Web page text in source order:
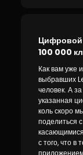
Цифровой
100 000
Как вам уже
выбравших
человек. А
указанная
коль скоро
поделиться
с того, что в